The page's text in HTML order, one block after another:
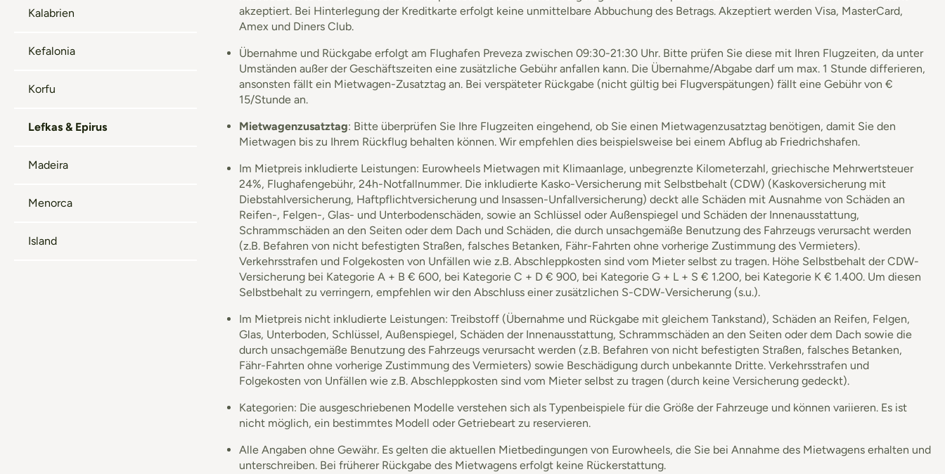
akzeptiert. Bei Hinterlegung der Kreditkarte erfolgt keine unmittelbare Abbuchung des Betrags. Akzeptiert werden Visa, MasterCard,
Amex und Diners Club.
Übernahme und Rückgabe erfolgt am Flughafen Preveza zwischen 09:30-21:30 Uhr. Bitte prüfen Sie diese mit Ihren Flugzeiten, da unter
Umständen außer der Geschäftszeiten eine zusätzliche Gebühr anfallen kann. Die Übernahme/Abgabe darf um max. 1 Stunde differieren,
ansonsten fällt ein Mietwagen-Zusatztag an. Bei verspäteter Rückgabe (nicht gültig bei Flugverspätungen) fällt eine Gebühr von €
15/Stunde an.
Mietwagenzusatztag: Bitte überprüfen Sie Ihre Flugzeiten eingehend, ob Sie einen Mietwagenzusatztag benötigen, damit Sie den
Mietwagen bis zu Ihrem Rückflug behalten können. Wir empfehlen dies beispielsweise bei einem Abflug ab Friedrichshafen.
Im Mietpreis inkludierte Leistungen: Eurowheels Mietwagen mit Klimaanlage, unbegrenzte Kilometerzahl, griechische Mehrwertsteuer
24%, Flughafengebühr, 24h-Notfallnummer. Die inkludierte Kasko-Versicherung mit Selbstbehalt (CDW) (Kaskoversicherung mit
Diebstahlversicherung, Haftpflichtversicherung und Insassen-Unfallversicherung) deckt alle Schäden mit Ausnahme von Schäden an
Reifen-, Felgen-, Glas- und Unterbodenschäden, sowie an Schlüssel oder Außenspiegel und Schäden der Innenausstattung,
Schrammschäden an den Seiten oder dem Dach und Schäden, die durch unsachgemäße Benutzung des Fahrzeugs verursacht werden
(z.B. Befahren von nicht befestigten Straßen, falsches Betanken, Fähr-Fahrten ohne vorherige Zustimmung des Vermieters).
Verkehrsstrafen und Folgekosten von Unfällen wie z.B. Abschleppkosten sind vom Mieter selbst zu tragen. Höhe Selbstbehalt der CDW-
Versicherung bei Kategorie A + B € 600, bei Kategorie C + D € 900, bei Kategorie G + L + S € 1.200, bei Kategorie K € 1.400. Um diesen
Selbstbehalt zu verringern, empfehlen wir den Abschluss einer zusätzlichen S-CDW-Versicherung (s.u.).
Im Mietpreis nicht inkludierte Leistungen: Treibstoff (Übernahme und Rückgabe mit gleichem Tankstand), Schäden an Reifen, Felgen,
Glas, Unterboden, Schlüssel, Außenspiegel, Schäden der Innenausstattung, Schrammschäden an den Seiten oder dem Dach sowie die
durch unsachgemäße Benutzung des Fahrzeugs verursacht werden (z.B. Befahren von nicht befestigten Straßen, falsches Betanken,
Fähr-Fahrten ohne vorherige Zustimmung des Vermieters) sowie Beschädigung durch unbekannte Dritte. Verkehrsstrafen und
Folgekosten von Unfällen wie z.B. Abschleppkosten sind vom Mieter selbst zu tragen (durch keine Versicherung gedeckt).
Kategorien: Die ausgeschriebenen Modelle verstehen sich als Typenbeispiele für die Größe der Fahrzeuge und können variieren. Es ist
nicht möglich, ein bestimmtes Modell oder Getriebeart zu reservieren.
Alle Angaben ohne Gewähr. Es gelten die aktuellen Mietbedingungen von Eurowheels, die Sie bei Annahme des Mietwagens erhalten und
unterschreiben. Bei früherer Rückgabe des Mietwagens erfolgt keine Rückerstattung.
Kalabrien
Kefalonia
Korfu
Lefkas & Epirus
Madeira
Menorca
Island